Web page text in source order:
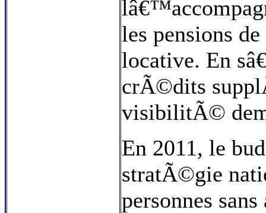
les pensions
locative. En
crÃ©dits
visibilitÃ©
En 2011, le
stratÃ©gie
personnes